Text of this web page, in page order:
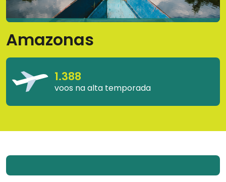
Amazonas
1.388
voos na alta temporada